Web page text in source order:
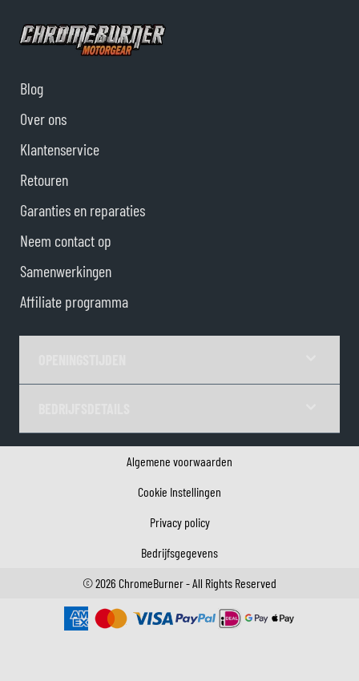
Blog
Over ons
Klantenservice
Retouren
Garanties en reparaties
Neem contact op
Samenwerkingen
Affiliate programma
Algemene voorwaarden
Cookie Instellingen
Privacy policy
Bedrijfsgegevens
©2026 ChromeBurner - All Rights Reserved